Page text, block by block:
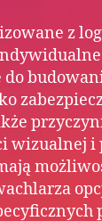
z
do
wizualnej i